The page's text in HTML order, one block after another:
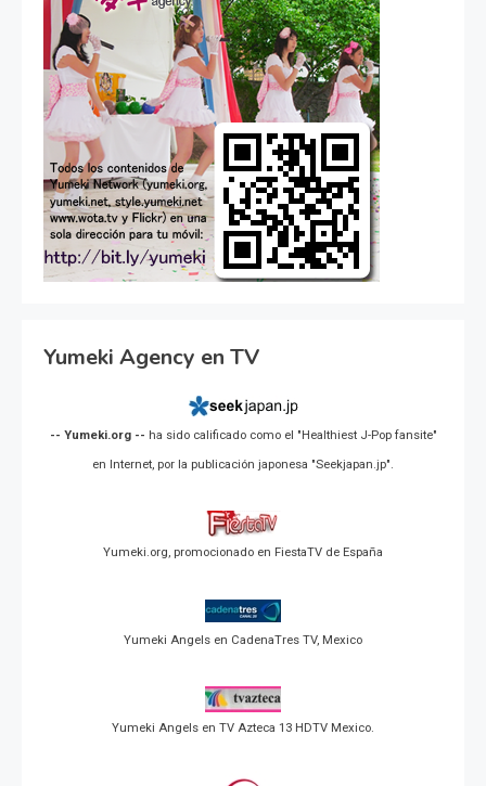
Yumeki Agency en TV
-- Yumeki.org -- ha sido calificado como el "Healthiest J-Pop fansite"
en Internet, por la publicación japonesa "Seekjapan.jp".
Yumeki.org, promocionado en FiestaTV de España
Yumeki Angels en CadenaTres TV, Mexico
Yumeki Angels en TV Azteca 13 HDTV Mexico.